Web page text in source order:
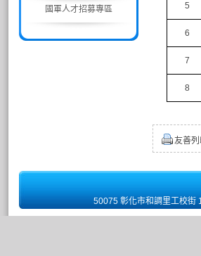
國軍人才招募專區 5
6
7
8
友善列
50075 彰化市和調里工校街